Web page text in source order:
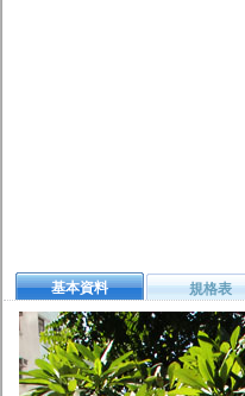
基本資料 規格表